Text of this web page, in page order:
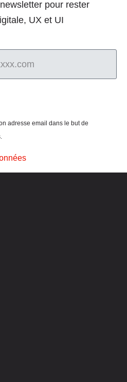
pour rester
UX et UI
adresse email dans le but de